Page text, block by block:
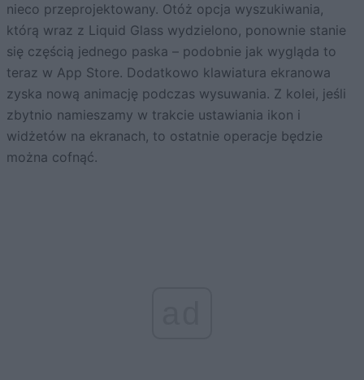
nieco przeprojektowany. Otóż opcja wyszukiwania,
którą wraz z Liquid Glass wydzielono, ponownie stanie
się częścią jednego paska – podobnie jak wygląda to
teraz w App Store. Dodatkowo klawiatura ekranowa
zyska nową animację podczas wysuwania. Z kolei, jeśli
zbytnio namieszamy w trakcie ustawiania ikon i
widżetów na ekranach, to ostatnie operacje będzie
można cofnąć.